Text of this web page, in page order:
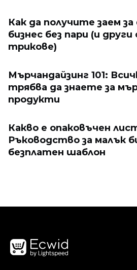
Как да получите заем
бизнес без пари (и
трикове)
Мърчандайзинг 101:
трябва да знаете за
продукти
Какво е опаковъчен
Ръководство за малък
безплатен шаблон